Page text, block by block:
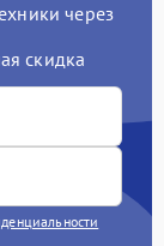
через
скидка